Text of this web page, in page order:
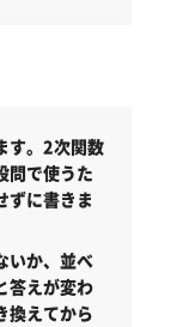
す。2次関数
問で使うた
ずに書きま
いか、並べ
答えが変わ
換えてから